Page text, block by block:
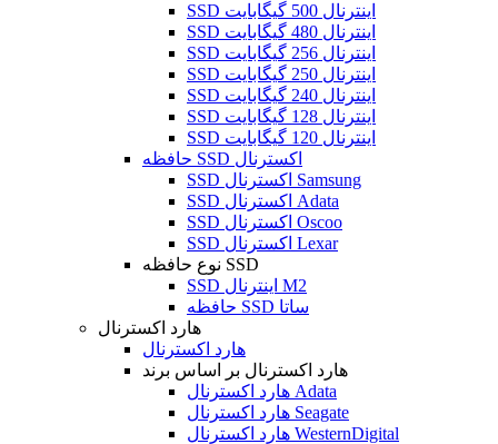
SSD اینترنال 500 گیگابایت
SSD اینترنال 480 گیگابایت
SSD اینترنال 256 گیگابایت
SSD اینترنال 250 گیگابایت
SSD اینترنال 240 گیگابایت
SSD اینترنال 128 گیگابایت
SSD اینترنال 120 گیگابایت
حافظه SSD اکسترنال
SSD اکسترنال Samsung
SSD اکسترنال Adata
SSD اکسترنال Oscoo
SSD اکسترنال Lexar
نوع حافظه SSD
SSD اینترنال M2
حافظه SSD ساتا
هارد اکسترنال
هارد اکسترنال
هارد اکسترنال بر اساس برند
هارد اکسترنال Adata
هارد اکسترنال Seagate
هارد اکسترنال WesternDigital